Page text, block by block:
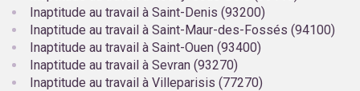
Inaptitude au travail à Saint-Denis (93200)
Inaptitude au travail à Saint-Maur-des-Fossés (94100)
Inaptitude au travail à Saint-Ouen (93400)
Inaptitude au travail à Sevran (93270)
Inaptitude au travail à Villeparisis (77270)